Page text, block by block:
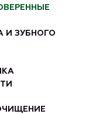
И ЗУБНОГО